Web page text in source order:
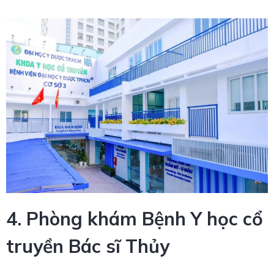
4. Phòng khám Bệnh Y học cổ
truyền Bác sĩ Thủy